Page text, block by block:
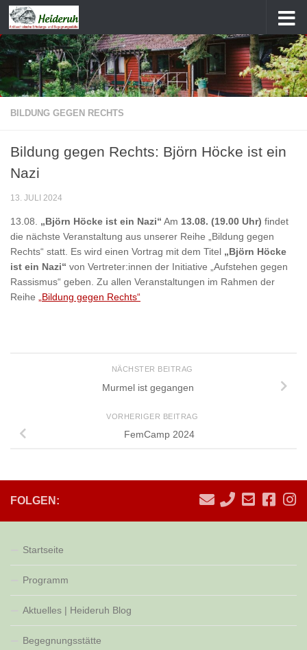
Zum Inhalt springen
BILDUNG GEGEN RECHTS
Bildung gegen Rechts: Björn Höcke ist ein
Nazi
13. JULI 2024
13.08. „Björn Höcke ist ein Nazi“ Am 13.08. (19.00 Uhr) findet
die nächste Veranstaltung aus unserer Reihe „Bildung gegen
Rechts“ statt. Es wird einen Vortrag mit dem Titel „Björn Höcke
ist ein Nazi“ von Vertreter:innen der Initiative „Aufstehen gegen
Rassismus“ geben. Zu allen Veranstaltungen im Rahmen der
Reihe „Bildung gegen Rechts“
NÄCHSTER BEITRAG
Murmel ist gegangen
VORHERIGER BEITRAG
FemCamp 2024
FOLGEN:
Startseite
Programm
Aktuelles | Heideruh Blog
Begegnungsstätte